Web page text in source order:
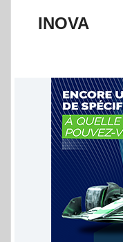
INOVA